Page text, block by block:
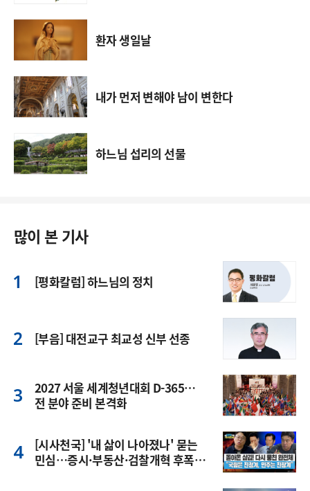
환자 생일날
내가 먼저 변해야 남이 변한다
하느님 섭리의 선물
많이 본 기사
[평화칼럼] 하느님의 정치
[부음] 대전교구 최교성 신부 선종
2027 서울 세계청년대회 D-365…
전 분야 준비 본격화
[시사천국] '내 삶이 나아졌나' 묻는
민심…증시·부동산·검찰개혁 후폭